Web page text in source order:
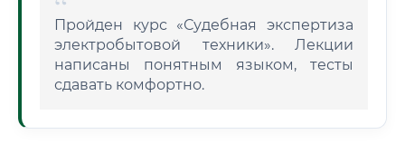
Пройден курс «Судебная экспертиза
электробытовой техники». Лекции
написаны понятным языком, тесты
сдавать комфортно.